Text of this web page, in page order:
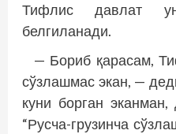
Тифлис давлат
белгиланади.
— Бориб қарасам,
сўзлашмас экан, —
куни борган
“Русча-грузинча